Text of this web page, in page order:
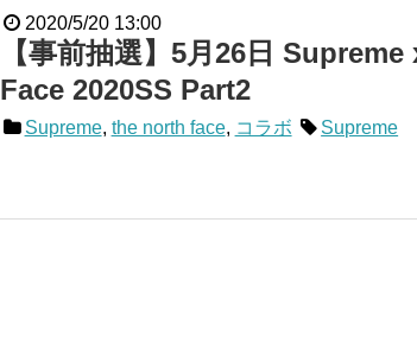
2020/5/20 13:00
【事前抽選】5月26日
Face 2020SS Part2
Supreme, the north face, コラボ Supreme